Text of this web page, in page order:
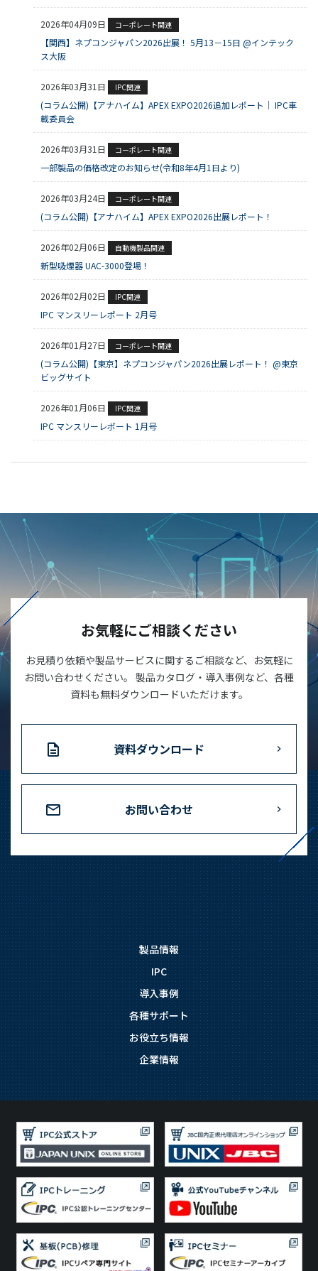
2026年04月09日 コーポレート関連
【関西】ネプコンジャパン2026出展！ 5月13－15日 @インテック
ス大阪
2026年03月31日 IPC関連
(コラム公開)【アナハイム】APEX EXPO2026追加レポート｜ IPC車
載委員会
2026年03月31日 コーポレート関連
一部製品の価格改定のお知らせ(令和8年4月1日より)
2026年03月24日 コーポレート関連
(コラム公開)【アナハイム】APEX EXPO2026出展レポート！
2026年02月06日 自動機製品関連
新型吸煙器 UAC-3000登場！
2026年02月02日 IPC関連
IPC マンスリーレポート 2月号
2026年01月27日 コーポレート関連
(コラム公開)【東京】ネプコンジャパン2026出展レポート！ @東京
ビッグサイト
2026年01月06日 IPC関連
IPC マンスリーレポート 1月号
お気軽にご相談ください
お見積り依頼や製品サービスに関するご相談など、お気軽に
お問い合わせください。 製品カタログ・導入事例など、各種
資料も無料ダウンロードいただけます。
資料ダウンロード
お問い合わせ
製品情報
IPC
導入事例
各種サポート
お役立ち情報
企業情報